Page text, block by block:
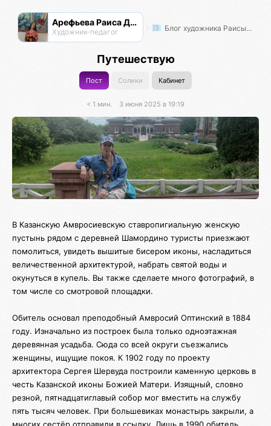
Арефьева Раиса Дмитриевна
Художник-педагог Блог художника Раисы Арефьевой
Путешествую
Пост Солики Кабинет
< 1 мин. 3 июня 2025 в 19:19
В Казанскую Амвросиевскую ставропигиальную женскую
пустынь рядом с деревней Шамордино туристы приезжают
помолиться, увидеть вышитые бисером иконы, насладиться
величественной архитектурой, набрать святой воды и
окунуться в купель. Вы также сделаете много фотографий, в
том числе со смотровой площадки.
Обитель основал преподобный Амвросий Оптинский в 1884
году. Изначально из построек была только одноэтажная
деревянная усадьба. Сюда со всей округи съезжались
женщины, ищущие покоя. К 1902 году по проекту
архитектора Сергея Шервуда построили каменную церковь в
честь Казанской иконы Божией Матери. Изящный, словно
резной, пятнадцатиглавый собор мог вместить на службу
пять тысяч человек. При большевиках монастырь закрыли, а
многих сестёр отправили в ссылку. Лишь в 1990 обитель